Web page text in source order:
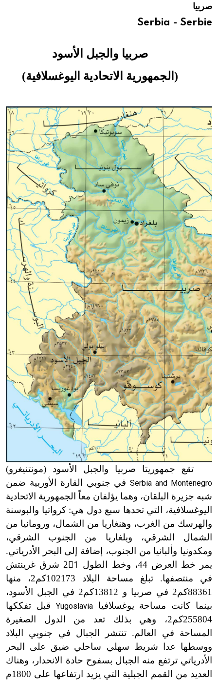
صربيا
Serbia - Serbie
صربيا والجبل الأسود
(الجمهورية الاتحادية اليوغسلافية)
تقع جمهوريتا صربيا والجبل الأسود (مونتنيغرو)
Serbia and Montenegroفي جنوبي القارة الأوربية ضمن
شبه جزيرة البلقان، وهما يؤلفان معاً الجمهورية الاتحادية
اليوغسلافية، التي تحدها سبع دول هي: كرواتيا والبوسنة
والهرسك من الغرب، وهنغاريا من الشمال، ورومانيا من
الشمال الشرقي، وبلغاريا من الجنوب الشرقي،
ومكدونيا وألبانيا من الجنوب، إضافة إلى البحر الأدرياتي.
يمر خط العرض 44
، وخط الطول 21
ْ شرق غرينتش
في منتصفها. تبلغ مساحة البلاد 102173كم2، منها
88361كم2 في صربيا و 13812كم2 في الجبل الأسود،
بينما كانت مساحة يوغسلافياYugoslavia قبل تفككها
255804كم2، وهي بذلك تعد من الدول الصغيرة
المساحة في العالم. تنتشر الجبال في جنوبي البلاد
ووسطها عدا شريط سهلي ساحلي ضيق على البحر
الأدرياتي ترتفع منه الجبال بسفوح حادة الانحدار، وهناك
العديد من القمم الجبلية التي يزيد ارتفاعها على 1800م